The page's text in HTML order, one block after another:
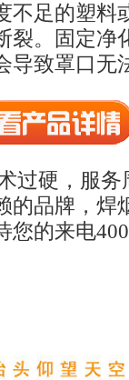
不足的塑料
裂。固定净
导致罩口无
过硬，服
的品牌，焊
您的来电